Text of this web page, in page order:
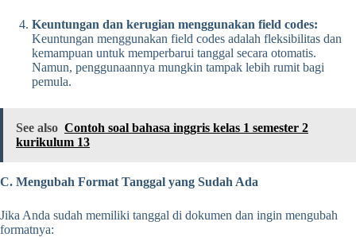
Keuntungan dan kerugian menggunakan field codes:
Keuntungan menggunakan field codes adalah fleksibilitas dan
kemampuan untuk memperbarui tanggal secara otomatis.
Namun, penggunaannya mungkin tampak lebih rumit bagi
pemula.
See also Contoh soal bahasa inggris kelas 1 semester 2
kurikulum 13
C. Mengubah Format Tanggal yang Sudah Ada
Jika Anda sudah memiliki tanggal di dokumen dan ingin mengubah
formatnya: